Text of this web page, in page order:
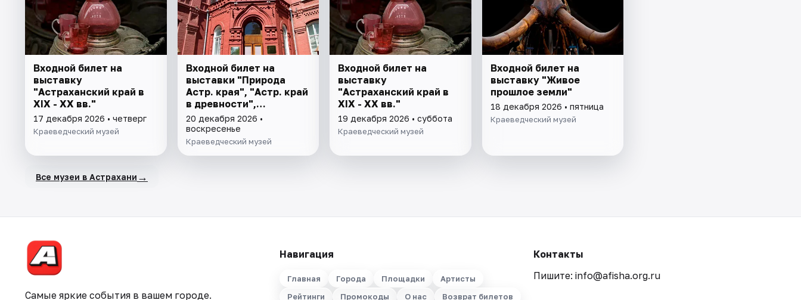
Входной билет на
выставку
"Астраханский край в
XIX - XX вв."
17 декабря 2026 • четверг
Краеведческий музей
Входной билет на
выставки "Природа
Астр. края", "Астр. край
в древности",
"Заселение Астр. края"
20 декабря 2026 •
воскресенье
Краеведческий музей
Входной билет на
выставку
"Астраханский край в
XIX - XX вв."
19 декабря 2026 • суббота
Краеведческий музей
Входной билет на
выставку "Живое
прошлое земли"
18 декабря 2026 • пятница
Краеведческий музей
Все музеи в Астрахани →
Самые яркие события в вашем городе.
Навигация
Главная Города Площадки
Артисты
Рейтинги
Промокоды О нас Возврат билетов
Контакты
Пишите: info@afisha.org.ru